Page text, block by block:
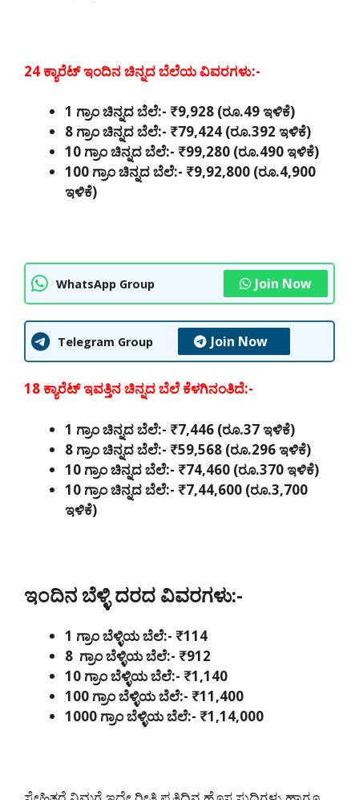
24 ಕ್ಯಾರೆಟ್ ಇಂದಿನ ಚಿನ್ನದ ಬೆಲೆಯ ವಿವರಗಳು:-
1 ಗ್ರಾಂ ಚಿನ್ನದ ಬೆಲೆ:- ₹9,928 (ರೂ.49 ಇಳಿಕೆ)
8 ಗ್ರಾಂ ಚಿನ್ನದ ಬೆಲೆ:- ₹79,424 (ರೂ.392 ಇಳಿಕೆ)
10 ಗ್ರಾಂ ಚಿನ್ನದ ಬೆಲೆ:- ₹99,280 (ರೂ.490 ಇಳಿಕೆ)
100 ಗ್ರಾಂ ಚಿನ್ನದ ಬೆಲೆ:- ₹9,92,800 (ರೂ.4,900
ಇಳಿಕೆ)
WhatsApp Group Join Now
Telegram Group Join Now
18 ಕ್ಯಾರೆಟ್ ಇವತ್ತಿನ ಚಿನ್ನದ ಬೆಲೆ ಕೆಳಗಿನಂತಿದೆ:-
1 ಗ್ರಾಂ ಚಿನ್ನದ ಬೆಲೆ:- ₹7,446 (ರೂ.37 ಇಳಿಕೆ)
8 ಗ್ರಾಂ ಚಿನ್ನದ ಬೆಲೆ:- ₹59,568 (ರೂ.296 ಇಳಿಕೆ)
10 ಗ್ರಾಂ ಚಿನ್ನದ ಬೆಲೆ:- ₹74,460 (ರೂ.370 ಇಳಿಕೆ)
10 ಗ್ರಾಂ ಚಿನ್ನದ ಬೆಲೆ:- ₹7,44,600 (ರೂ.3,700
ಇಳಿಕೆ)
ಇಂದಿನ ಬೆಳ್ಳಿ ದರದ ವಿವರಗಳು:-
1 ಗ್ರಾಂ ಬೆಳ್ಳಿಯ ಬೆಲೆ:- ₹114
8 ಗ್ರಾಂ ಬೆಳ್ಳಿಯ ಬೆಲೆ:- ₹912
10 ಗ್ರಾಂ ಬೆಳ್ಳಿಯ ಬೆಲೆ:- ₹1,140
100 ಗ್ರಾಂ ಬೆಳ್ಳಿಯ ಬೆಲೆ:- ₹11,400
1000 ಗ್ರಾಂ ಬೆಳ್ಳಿಯ ಬೆಲೆ:- ₹1,14,000